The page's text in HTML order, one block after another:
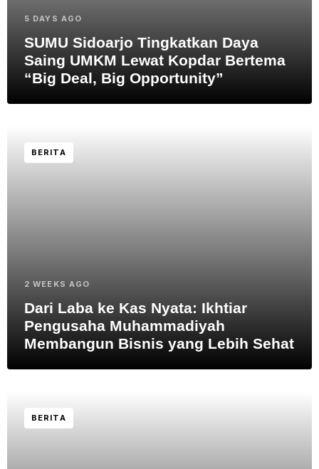
5 DAYS AGO
SUMU Sidoarjo Tingkatkan Daya
Saing UMKM Lewat Kopdar Bertema
“Big Deal, Big Opportunity”
BERITA
2 WEEKS AGO
Dari Laba ke Kas Nyata: Ikhtiar
Pengusaha Muhammadiyah
Membangun Bisnis yang Lebih Sehat
BERITA